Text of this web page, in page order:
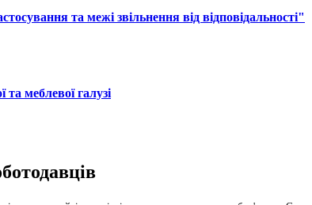
та межі звільнення від відповідальності"
меблевої галузі